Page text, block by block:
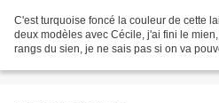
C'est turquoise foncé la couleur de cette
deux modèles avec Cécile, j'ai fini le
rangs du sien, je ne sais pas si on va